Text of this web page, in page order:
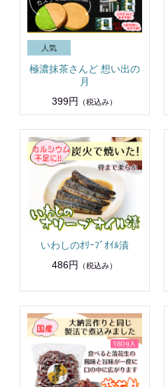
極濃抹茶さんど 想い出の
月
399円
（税込み）
いわしのｵﾘｰﾌﾞｵｲﾙ漬
486円
（税込み）